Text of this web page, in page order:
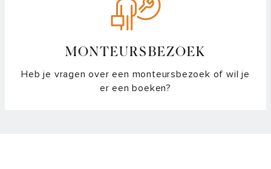
MONTEURSBEZOEK
Heb je vragen over een monteursbezoek of wil je
er een boeken?